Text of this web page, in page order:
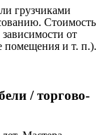
грузчиками
Стоимость
от
помещения и т. п.).
/ торгово-